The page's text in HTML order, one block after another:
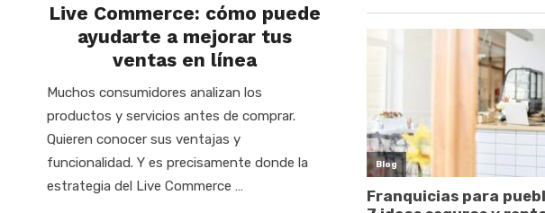
Live Commerce: cómo puede
ayudarte a mejorar tus
ventas en línea
Muchos consumidores analizan los
productos y servicios antes de comprar.
Quieren conocer sus ventajas y
funcionalidad. Y es precisamente donde la
estrategia del Live Commerce …